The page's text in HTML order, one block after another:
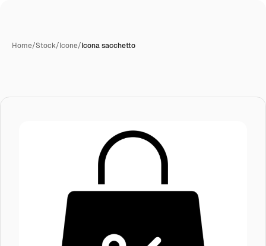
Home/Stock/Icone/Icona sacchetto